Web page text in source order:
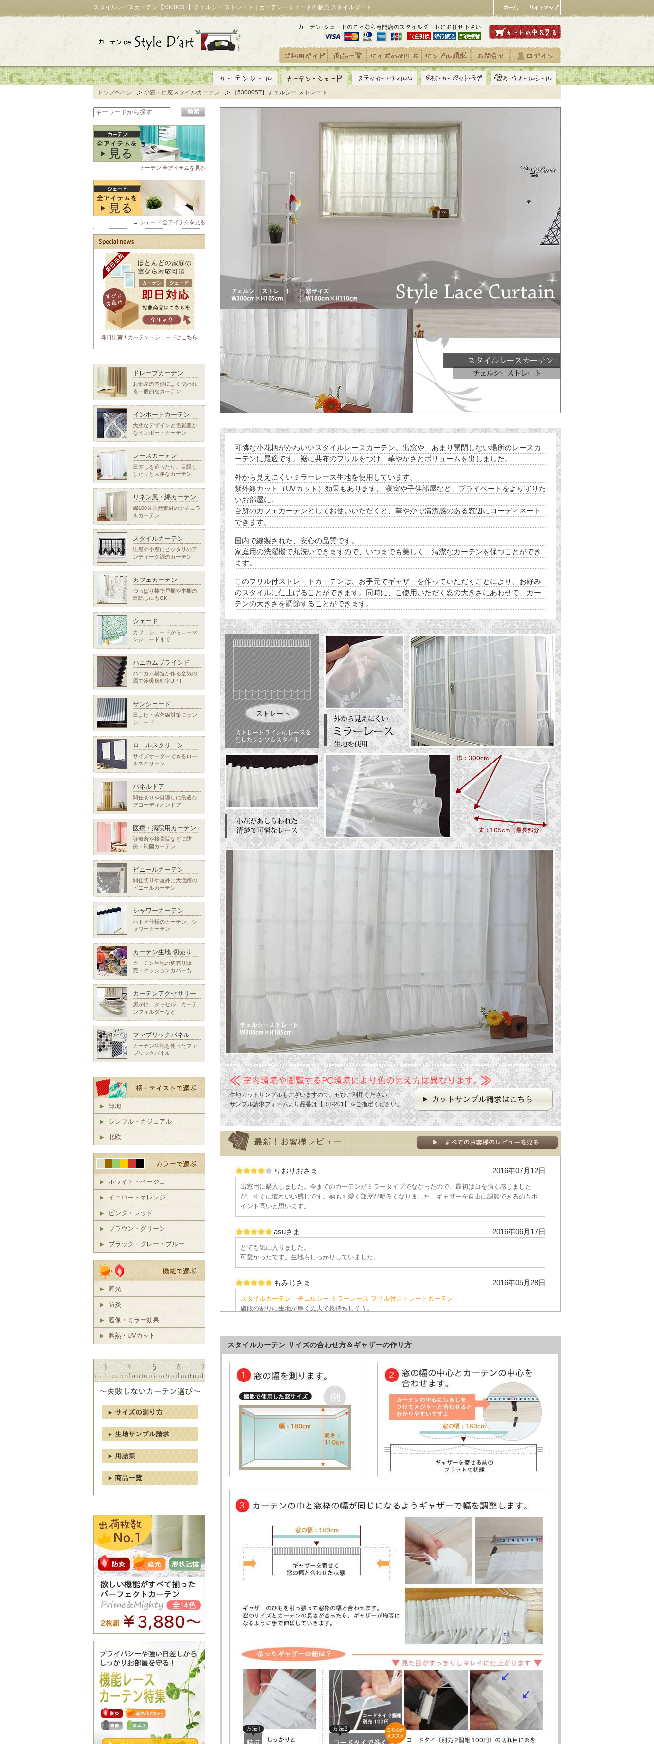
スタイルレースカーテン【53000ST】チェルシー ストレート｜カーテン・シェードの販売 スタイルダート
トップページ 小窓・出窓スタイルカーテン 【53000ST】チェルシー ストレート
可憐な小花柄がかわいいスタイルレースカーテン。出窓や、あまり開閉しない場所のレースカ
ーテンに最適です。裾に共布のフリルをつけ、華やかさとボリュームを出しました。
外から見えにくいミラーレース生地を使用しています。
紫外線カット（UVカット）効果もあります。 寝室や子供部屋など、プライベートをより守りた
いお部屋に。
台所のカフェカーテンとしてお使いいただくと、華やかで清潔感のある窓辺にコーディネート
できます。
国内で縫製された、安心の品質です。
家庭用の洗濯機で丸洗いできますので、いつまでも美しく、清潔なカーテンを保つことができ
ます。
このフリル付ストレートカーテンは、お手元でギャザーを作っていただくことにより、お好み
のスタイルに仕上げることができます。同時に、ご使用いただく窓の大きさにあわせて、カー
テンの大きさを調節することができます。
生地カットサンプルもございますので、ぜひご利用ください。
サンプル請求フォームより品番は【RH-201】をご指定ください。
りおりおさま 2016年07月12日
出窓用に購入しました。今までのカーテンがミラータイプでなかったので、最初は白を強く感じました
が、すぐに慣れいい感じです。柄も可愛く部屋が明るくなりました。ギャザーを自由に調節できるのもポ
イント高いと思います。
asuさま 2016年06月17日
とても気に入りました。
可愛かったです。生地もしっかりしていました。
もみじさま 2016年05月28日
スタイルカーテン チェルシー ミラーレース フリル付ストレートカーテン
値段の割りに生地が厚く丈夫で長持ちしそう。
マカロンバナナさま 2016年02月10日
到着後早速取り付けました。想像通り、出窓にピッタリ！
外からの目隠しにもなります。でも光はちゃんと入り満足です。次回はバルーンタイプも気になるところ
迅速な対応ありがとうございました
ミーミさま 2015年10月10日
以前使っていたレースのカーテンが破けてきたため、手頃でしっかりした物を探して、量販店などを見て
たのですが種類も少なく思っているような物に出会えず、こちらを見つけました。 届いたカーテンは、厚
みもしっかりあり縫製も丁寧で満足しています。ただ、私のイメージとちょっと違っていたので、やはり
生地見本を確認してから、購入するのがベストかと思いました。
取り付け方法の説明がわかりやすかったのでスムーズに取り付けることができました。
チャイ さま 2015年06月26日
月曜日に注文して火曜日に届きました。
イメージどおりのカーテンがきて、満足しています。
2015年05月17日
巾:180cmｘ丈:100cmの出窓に付けました。
巾が、かなり細かいギャザーになっていて、思い通りに調整できました。
最初にいくつのギャザーがあるかわかっていたらフックの数を簡単に調整できるのにと思いました。 最初
模様はないほうがいいと思っていましたが、付けたらやっぱりあって良かった！と思いました。上品な感
じになりとっても良かったです。
すてきなカーテンをありがとうございました。
kaiさま 2015年01月27日
トリコットのストレートを撰びましたが、とてもキレイでした。レースの部分も品がよくて、選んで正解
でした。
子供部屋にチェルシーも撰びましたが、こちらもかわいいです。どちらも、お値段以上に見えます。
スタイルカーテン サイズの合わせ方＆ギャザーの作り方
→カーテン 全アイテムを見る
→ シェード 全アイテムを見る
即日出荷！カーテン・シェードはこちら
ドレープカーテン
お部屋の内側によく使われ
る一般的なカーテン
インポートカーテン
大胆なデザインと色彩豊か
なインポートカーテン
レースカーテン
日差しを遮ったり、目隠し
したりと大事なカーテン
リネン風・綿カーテン
綿100％天然素材のナチュラ
ルカーテン
スタイルカーテン
出窓や小窓にピッタリのア
ンティーク調のカーテン
カフェカーテン
つっぱり棒で戸棚や本棚の
目隠しにもOK！
シェード
カフェシェードからローマ
ンシェードまで
ハニカムブラインド
ハニカム構造が作る空気の
層で冷暖房効率UP！
サンシェード
日よけ・紫外線対策にサン
シェード
ロールスクリーン
サイズオーダーできるロー
ルスクリーン
パネルドア
間仕切りや目隠しに最適な
アコーディオンドア
医療・病院用カーテン
診療所や接骨院などに防
炎・制菌カーテン
ビニールカーテン
間仕切りや屋外に大活躍の
ビニールカーテン
シャワーカーテン
ハトメ仕様のカーテン、シ
ャワーカーテン
カーテン生地 切売り
カーテン生地の切売り販
売・クッションカバーも
カーテンアクセサリー
房かけ、タッセル、カーテ
ンフォルダーなど
ファブリックパネル
カーテン生地を使ったファ
ブリックパネル
無地
シンプル・カジュアル
北欧
ホワイト・ベージュ
イエロー・オレンジ
ピンク・レッド
ブラウン・グリーン
ブラック・グレー・ブルー
遮光
防炎
遮像・ミラー効果
遮熱・UVカット